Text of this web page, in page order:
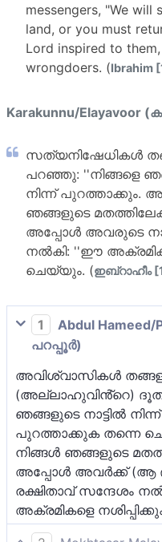
messengers, "We
land, or you must
Lord inspired to
wrongdoers. (Ibrahim
Karakunnu/
സത്യനിഷേധികള്‍
പറഞ്ഞു: ''നിങ്ങളെ
നിന്ന് പുറത്താക്കും.
ഞങ്ങളുടെ
അപ്പോള്‍ അവരുടെ
നല്‍കി: ''ഈ
ചെയ്യും. (ഇബ്റാഹീം
1
Abdul
പറപ്പൂര്‍)
അവിശ്വാസികള്‍
(അല്ലാഹുവിൻ്റെ)
ഞങ്ങളുടെ നാട്ടില്‍
പുറത്താക്കുക തന്നെ
നിങ്ങള്‍ ഞങ്ങളുടെ
അപ്പോള്‍ അവര്‍ക്ക് (ആ
രക്ഷിതാവ് സന്ദേശം
അക്രമികളെ